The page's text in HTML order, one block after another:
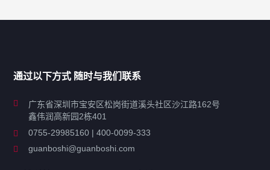
工业超声波清洗设备
特种超声波洗净产品
通过以下方式 随时与我们联系
广东省深圳市宝安区松岗街道溪头社区沙江路162号
鑫伟润高新园2栋401
0755-29985160 | 400-0099-333
guanboshi@guanboshi.com